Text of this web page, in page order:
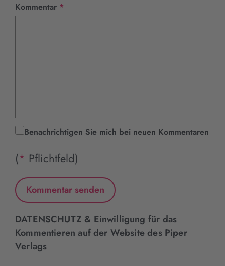
Kommentar *
Benachrichtigen Sie mich bei neuen Kommentaren
(* Pflichtfeld)
DATENSCHUTZ & Einwilligung für das
Kommentieren auf der Website des Piper
Verlags